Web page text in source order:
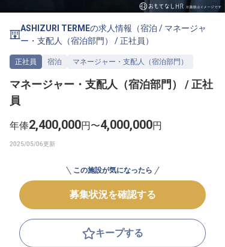
ホテル・宿泊業界情報コラム
無料 転職サポートに申し込む
採用をお考えの企業様へ
ASHIZURI TERMEの求人情報（宿泊 / マネージャ
ー・支配人（宿泊部門）
/正社員 ）
正社員 宿泊 マネージャー・支配人（宿泊部門）
マネージャー・支配人（宿泊部門） / 正社
員
年俸2,400,000円〜4,000,000円
この施設が気になったら
募集状況を確認する
キープする